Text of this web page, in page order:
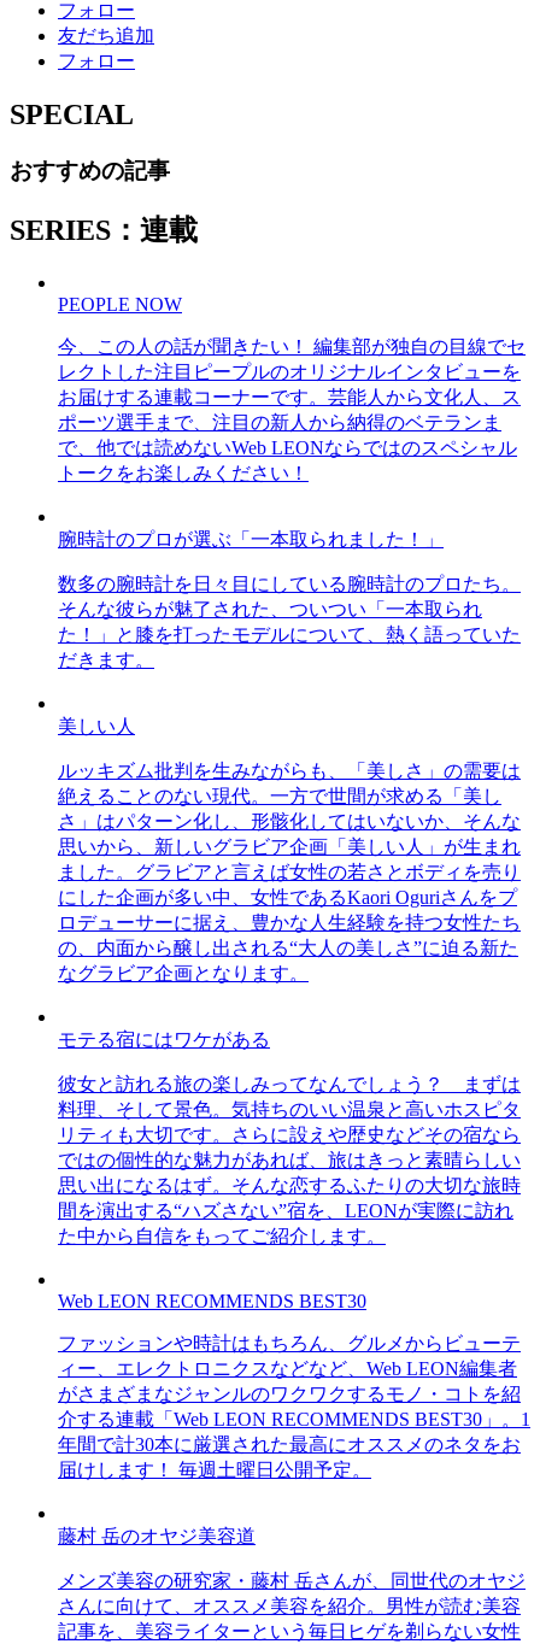
フォロー
友だち追加
フォロー
SPECIAL
おすすめの記事
SERIES：連載
PEOPLE NOW
今、この人の話が聞きたい！ 編集部が独自の目線でセ
レクトした注目ピープルのオリジナルインタビューを
お届けする連載コーナーです。芸能人から文化人、ス
ポーツ選手まで、注目の新人から納得のベテランま
で、他では読めないWeb LEONならではのスペシャル
トークをお楽しみください！
腕時計のプロが選ぶ「一本取られました！」
数多の腕時計を日々目にしている腕時計のプロたち。
そんな彼らが魅了された、ついつい「一本取られ
た！」と膝を打ったモデルについて、熱く語っていた
だきます。
美しい人
ルッキズム批判を生みながらも、「美しさ」の需要は
絶えることのない現代。一方で世間が求める「美し
さ」はパターン化し、形骸化してはいないか、そんな
思いから、新しいグラビア企画「美しい人」が生まれ
ました。グラビアと言えば女性の若さとボディを売り
にした企画が多い中、女性であるKaori Oguriさんをプ
ロデューサーに据え、豊かな人生経験を持つ女性たち
の、内面から醸し出される“大人の美しさ”に迫る新た
なグラビア企画となります。
モテる宿にはワケがある
彼女と訪れる旅の楽しみってなんでしょう？ まずは
料理、そして景色。気持ちのいい温泉と高いホスピタ
リティも大切です。さらに設えや歴史などその宿なら
ではの個性的な魅力があれば、旅はきっと素晴らしい
思い出になるはず。そんな恋するふたりの大切な旅時
間を演出する“ハズさない”宿を、LEONが実際に訪れ
た中から自信をもってご紹介します。
Web LEON RECOMMENDS BEST30
ファッションや時計はもちろん、グルメからビューテ
ィー、エレクトロニクスなどなど、Web LEON編集者
がさまざまなジャンルのワクワクするモノ・コトを紹
介する連載「Web LEON RECOMMENDS BEST30」。1
年間で計30本に厳選された最高にオススメのネタをお
届けします！ 毎週土曜日公開予定。
藤村 岳のオヤジ美容道
メンズ美容の研究家・藤村 岳さんが、同世代のオヤジ
さんに向けて、オススメ美容を紹介。男性が読む美容
記事を、美容ライターという毎日ヒゲを剃らない女性